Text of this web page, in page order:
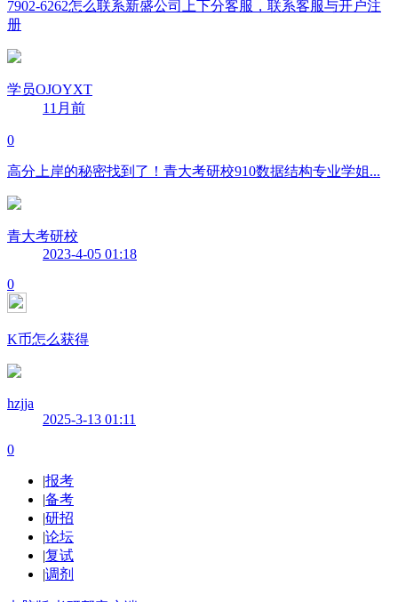
7902-6262怎么联系新盛公司上下分客服，联系客服与开户注
册
学员OJOYXT
11月前
0
高分上岸的秘密找到了！青大考研校910数据结构专业学姐...
青大考研校
2023-4-05 01:18
0
K币怎么获得
hzjja
2025-3-13 01:11
0
|报考
|备考
|研招
|论坛
|复试
|调剂